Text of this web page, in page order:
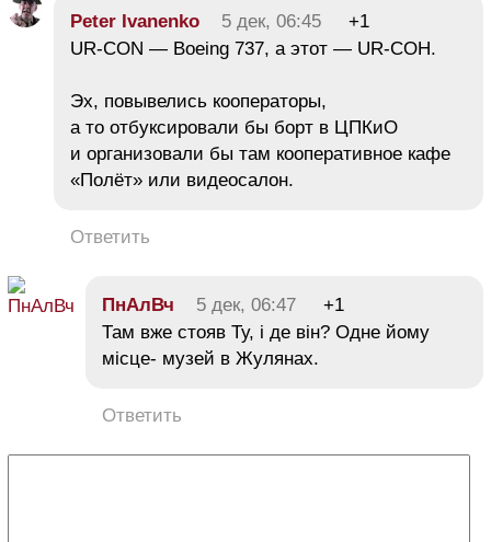
Peter Ivanenko 5 дек, 06:45
+1
UR-CON — Boeing 737, а этот — UR-COH.
Эх, повывелись кооператоры,
а то отбуксировали бы борт в ЦПКиО
и организовали бы там кооперативное кафе
«Полёт» или видеосалон.
Ответить
ПнАлВч 5 дек, 06:47
+1
Там вже стояв Ту, і де він? Одне йому
місце- музей в Жулянах.
Ответить